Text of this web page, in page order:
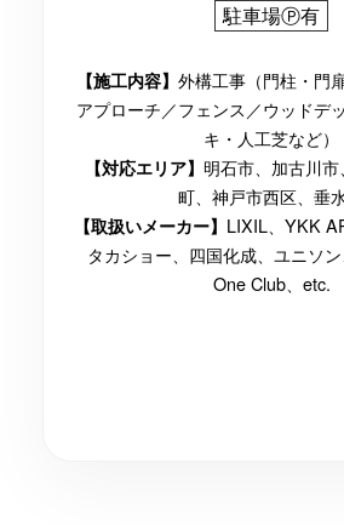
駐車場Ⓟ有
【施工内容】 外構工事（門柱・門
アプローチ／フェンス／ウッドデ
キ・人工芝など）
【対応エリア】 明石市、加古川
町、神戸市西区、垂
【取扱いメーカー】 LIXIL、YKK
タカショー、四国化成、ユニソ
One Club、etc.